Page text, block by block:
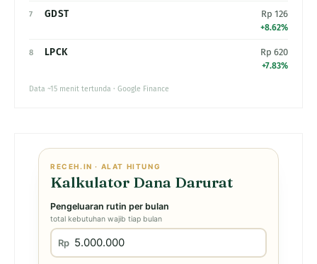
7 GDST Rp 126
+8.62%
8 LPCK Rp 620
+7.83%
Data ~15 menit tertunda · Google Finance
RECEH.IN · ALAT HITUNG
Kalkulator Dana Darurat
Pengeluaran rutin per bulan
total kebutuhan wajib tiap bulan
Rp